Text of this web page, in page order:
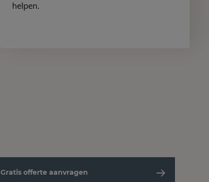
Gratis offerte aanvragen
helpen.